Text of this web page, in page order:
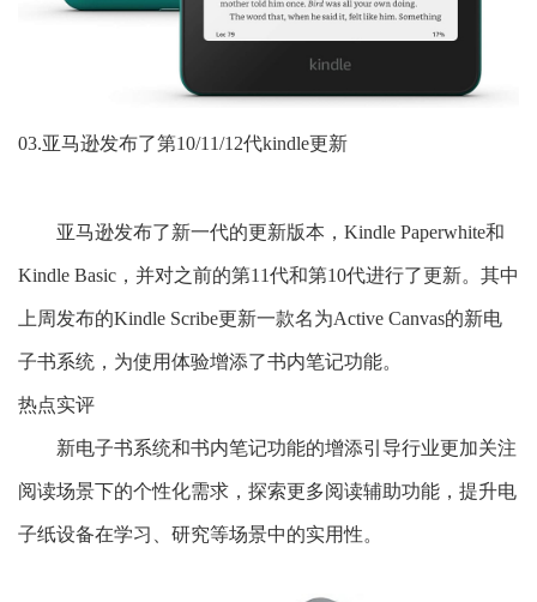
03.亚马逊发布了第10/11/12代kindle更新
亚马逊发布了新一代的更新版本，Kindle Paperwhite和
Kindle Basic，并对之前的第11代和第10代进行了更新。其中
上周发布的Kindle Scribe更新一款名为Active Canvas的新电
子书系统，为使用体验增添了书内笔记功能。
热点实评
新电子书系统和书内笔记功能的增添引导行业更加关注
阅读场景下的个性化需求，探索更多阅读辅助功能，提升电
子纸设备在学习、研究等场景中的实用性。